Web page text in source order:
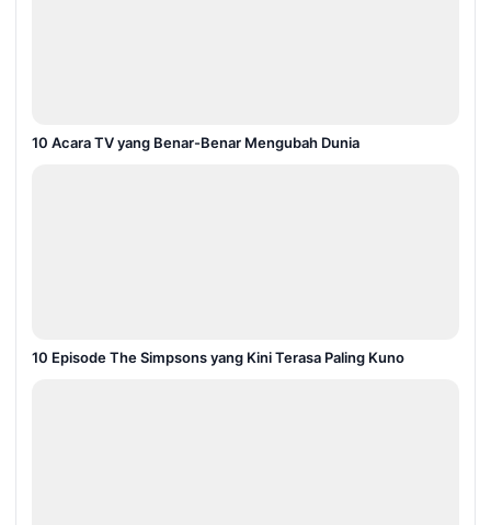
10 Acara TV yang Benar-Benar Mengubah Dunia
10 Episode The Simpsons yang Kini Terasa Paling Kuno